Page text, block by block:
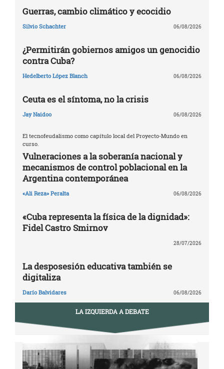
Guerras, cambio climático y ecocidio
Silvio Schachter 06/08/2026
¿Permitirán gobiernos amigos un genocidio
contra Cuba?
Hedelberto López Blanch 06/08/2026
Ceuta es el síntoma, no la crisis
Jay Naidoo 06/08/2026
El tecnofeudalismo como capítulo local del Proyecto-Mundo en
curso.
Vulneraciones a la soberanía nacional y
mecanismos de control poblacional en la
Argentina contemporánea
«Ali Reza» Peralta 06/08/2026
«Cuba representa la física de la dignidad»:
Fidel Castro Smirnov
28/07/2026
La desposesión educativa también se
digitaliza
Darío Balvidares 06/08/2026
LA IZQUIERDA A DEBATE